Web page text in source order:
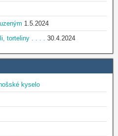
1.5.2024
torteliny . . . .
30.4.2024
kyselo